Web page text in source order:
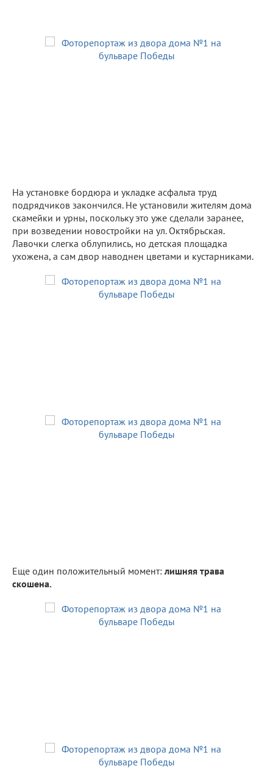
На установке бордюра и укладке асфальта труд
подрядчиков закончился. Не установили жителям дома
скамейки и урны, поскольку это уже сделали заранее,
при возведении новостройки на ул. Октябрьская.
Лавочки слегка облупились, но детская площадка
ухожена, а сам двор наводнен цветами и кустарниками.
Еще один положительный момент: лишняя трава
скошена.